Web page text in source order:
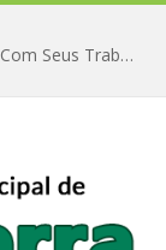
Câmara de Vereadores de Belterra Retorna Com Seus Trabalhos Legislativos